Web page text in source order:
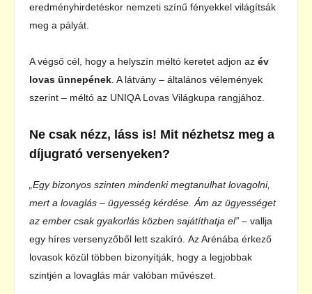
eredményhirdetéskor nemzeti színű fényekkel világítsák
meg a pályát.
A végső cél, hogy a helyszín méltó keretet adjon az év
lovas ünnepének . A látvány – általános vélemények
szerint – méltó az UNIQA Lovas Világkupa rangjához.
Ne csak nézz, láss is! Mit nézhetsz meg a
díjugrató versenyeken?
„Egy bizonyos szinten mindenki megtanulhat lovagolni,
mert a lovaglás – ügyesség kérdése. Ám az ügyességet
az ember csak gyakorlás közben sajátíthatja el” – vallja
egy híres versenyzőből lett szakíró. Az Arénába érkező
lovasok közül többen bizonyítják, hogy a legjobbak
szintjén a lovaglás már valóban művészet.